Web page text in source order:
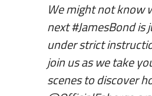
We might not know
next#JamesBondis
under strict
join us as we take
scenes to discover